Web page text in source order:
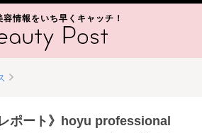
容情報をいち早くキャッチ！
ポート》hoyu professional